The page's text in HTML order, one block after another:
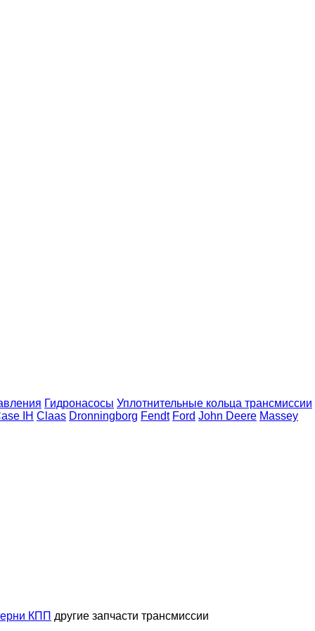
Гидронасосы Уплотнительные кольца трансмиссии
IH Claas Dronningborg Fendt Ford John Deere Massey
КПП другие запчасти трансмиссии